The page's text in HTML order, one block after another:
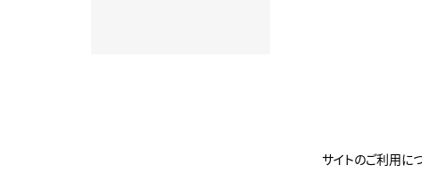
サイトのご利用に